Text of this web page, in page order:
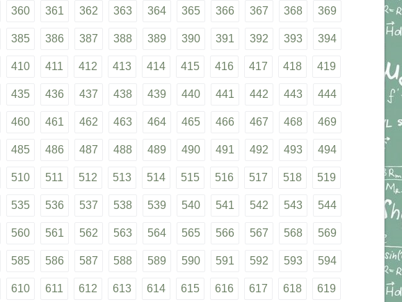
360 361 362 363 364 365 366 367 368 369
385 386 387 388 389 390 391 392 393 394
410 411 412 413 414 415 416 417 418 419
435 436 437 438 439 440 441 442 443 444
460 461 462 463 464 465 466 467 468 469
485 486 487 488 489 490 491 492 493 494
510 511 512 513 514 515 516 517 518 519
535 536 537 538 539 540 541 542 543 544
560 561 562 563 564 565 566 567 568 569
585 586 587 588 589 590 591 592 593 594
610 611 612 613 614 615 616 617 618 619